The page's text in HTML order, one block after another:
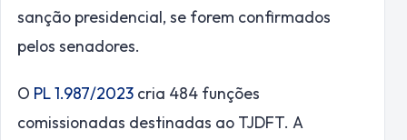
sanção presidencial, se forem confirmados
pelos senadores.
O PL 1.987/2023 cria 484 funções
comissionadas destinadas ao TJDFT. A